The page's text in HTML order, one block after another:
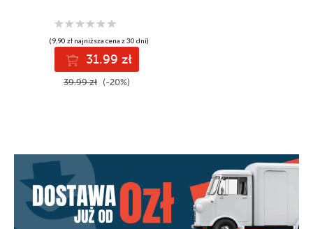
(9,90 zł najniższa cena z 30 dni)
31.99 zł
39.99 zł (-20%)